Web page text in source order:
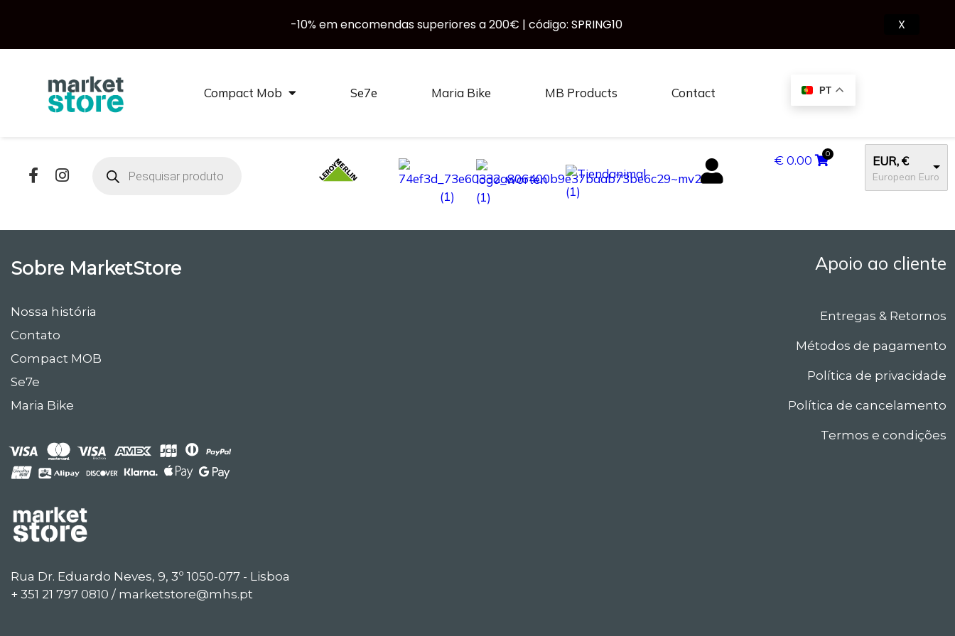
Compact Mob Se7e Maria Bike MB Products Contact PT
search
€ 0.00 EUR, €
European Euro
Sobre MarketStore
Nossa história
Contato
Compact MOB
Se7e
Maria Bike
Rua Dr. Eduardo Neves, 9, 3º 1050-077 - Lisboa
+ 351 21 797 0810 / marketstore@mhs.pt
Apoio ao cliente
Entregas & Retornos
Métodos de pagamento
Política de privacidade
Política de cancelamento
Termos e condições
-10% em encomendas superiores a 200€ | código: SPRING10 X